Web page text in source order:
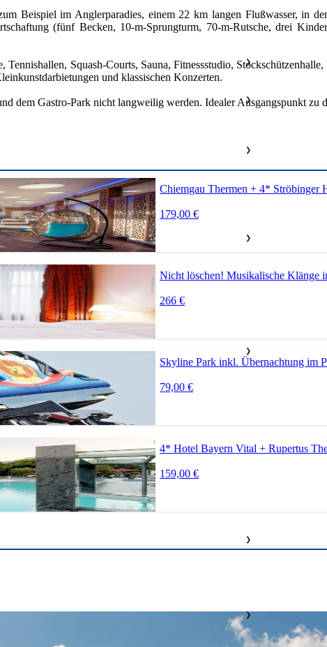
Beispiel im Anglerparadies, einem 22 km langen Flußwasser, in
(fünf Becken, 10-m-Sprungturm, 70-m-Rutsche, drei
Tennishallen, Squash-Courts, Sauna, Fitnessstudio,
und klassischen Konzerten.
dem Gastro-Park nicht langweilig werden. Idealer Ausgangspunkt zu
Chiemgau Thermen + 4* Ströbinger
179,00 €
Nicht löschen! Musikalische Klänge
266 €
Skyline Park inkl. Übernachtung im
79,00 €
4* Hotel Bayern Vital + Rupertus
159,00 €
❯
❯
❯
❯
❯
❯
❯